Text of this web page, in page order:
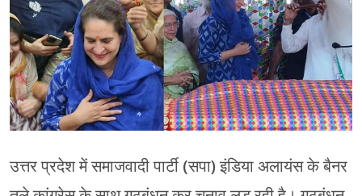
उत्तर प्रदेश में समाजवादी पार्टी (सपा) इंडिया अलायंस के बैनर